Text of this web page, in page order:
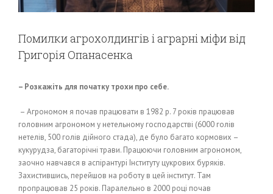
Помилки агрохолдингів і аграрні міфи від
Григорія Опанасенка
– Розкажіть для початку трохи про себе.
– Агрономом я почав працювати в 1982 р. 7 років працював
головним агрономом у нетельному господарстві (6000 голів
нетелів, 500 голів дійного стада), де було багато кормових –
кукурудза, багаторічні трави. Працюючи головним агрономом,
заочно навчався в аспірантурі Інституту цукрових буряків.
Захистившись, перейшов на роботу в цей інститут. Там
пропрацював 25 років. Паралельно в 2000 році почав